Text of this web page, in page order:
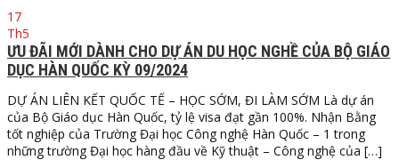
17
Th5
ƯU ĐÃI MỚI DÀNH CHO DỰ ÁN DU HỌC NGHỀ CỦA BỘ GIÁO
DỤC HÀN QUỐC KỲ 09/2024
DỰ ÁN LIÊN KẾT QUỐC TẾ – HỌC SỚM, ĐI LÀM SỚM Là dự án
của Bộ Giáo dục Hàn Quốc, tỷ lệ visa đạt gần 100%. Nhận Bằng
tốt nghiệp của Trường Đại học Công nghệ Hàn Quốc – 1 trong
những trường Đại học hàng đầu về Kỹ thuật – Công nghệ của […]